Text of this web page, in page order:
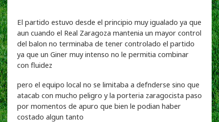
El partido estuvo desde el principio muy igualado ya que
aun cuando el Real Zaragoza mantenia un mayor control
del balon no terminaba de tener controlado el partido
ya que un Giner muy intenso no le permitia combinar
con fluidez
pero el equipo local no se limitaba a defnderse sino que
atacab con mucho peligro y la porteria zaragocista paso
por momentos de apuro que bien le podian haber
costado algun tanto